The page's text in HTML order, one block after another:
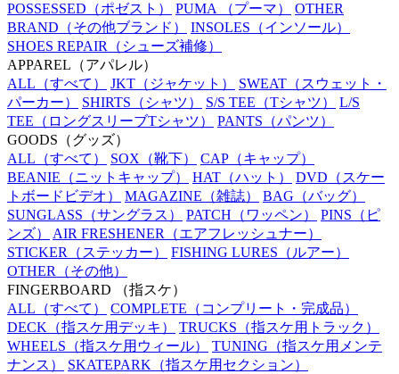
POSSESSED （ポゼスト） PUMA （プーマ）
OTHER
BRAND （その他ブランド） INSOLES （インソール）
SHOES REPAIR （シューズ補修）
APPAREL （アパレル）
ALL （すべて） JKT （ジャケット） SWEAT （スウェット・
パーカー）
SHIRTS （シャツ） S/S TEE （Tシャツ）
L/S
TEE （ロングスリーブTシャツ） PANTS （パンツ）
GOODS （グッズ）
ALL （すべて） SOX （靴下） CAP （キャップ）
BEANIE （ニットキャップ） HAT （ハット） DVD （スケー
トボードビデオ）
MAGAZINE （雑誌） BAG （バッグ）
SUNGLASS （サングラス） PATCH （ワッペン） PINS （ピ
ンズ）
AIR FRESHENER （エアフレッシュナー）
STICKER （ステッカー） FISHING LURES （ルアー）
OTHER （その他）
FINGERBOARD
（指スケ）
ALL （すべて） COMPLETE （コンプリート・完成品）
DECK （指スケ用デッキ） TRUCKS （指スケ用トラック）
WHEELS （指スケ用ウィール） TUNING （指スケ用メンテ
ナンス）
SKATEPARK （指スケ用セクション）